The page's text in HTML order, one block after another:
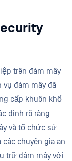
trên đám mây
đám mây đã
cấp khuôn khổ
định rõ ràng
và tổ chức sử
chuyên gia an
trữ đám mây với